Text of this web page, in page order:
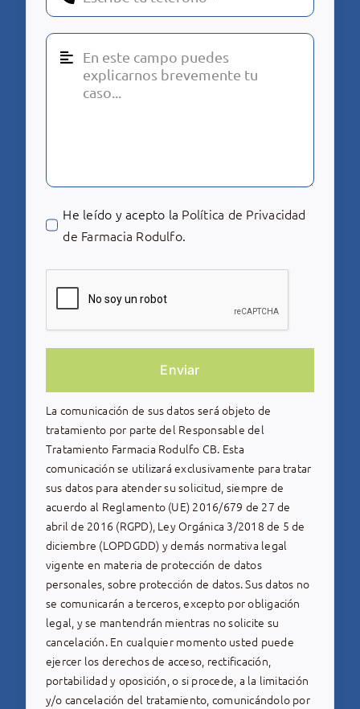
He leído y acepto la Política de Privacidad
de Farmacia Rodulfo.
Enviar
La comunicación de sus datos será objeto de
tratamiento por parte del Responsable del
Tratamiento Farmacia Rodulfo CB. Esta
comunicación se utilizará exclusivamente para tratar
sus datos para atender su solicitud, siempre de
acuerdo al Reglamento (UE) 2016/679 de 27 de
abril de 2016 (RGPD), Ley Orgánica 3/2018 de 5 de
diciembre (LOPDGDD) y demás normativa legal
vigente en materia de protección de datos
personales, sobre protección de datos. Sus datos no
se comunicarán a terceros, excepto por obligación
legal, y se mantendrán mientras no solicite su
cancelación. En cualquier momento usted puede
ejercer los derechos de acceso, rectificación,
portabilidad y oposición, o si procede, a la limitación
y/o cancelación del tratamiento, comunicándolo por